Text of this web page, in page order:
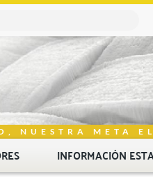
NUESTRA META
INFORMACIÓN